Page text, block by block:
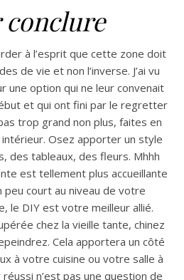
conclure
à l’esprit que cette zone doit
de vie et non l’inverse. J’ai vu
une option qui ne leur convenait
et qui ont fini par le regretter
trop grand non plus, faites en
Osez apporter un style
des tableaux, des fleurs. Mhhh
est tellement plus accueillante
peu court au niveau de votre
le DIY est votre meilleur allié.
chez la vieille tante, chinez
Cela apportera un côté
à votre cuisine ou votre salle à
n’est pas une question de